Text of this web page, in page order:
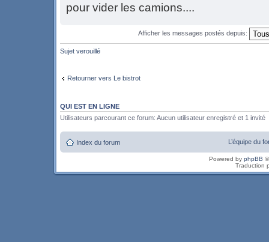
pour vider les camions....
Afficher les messages postés depuis:
Sujet verouillé
Retourner vers Le bistrot
QUI EST EN LIGNE
Utilisateurs parcourant ce forum: Aucun utilisateur enregistré et 1 invité
Index du forum L’équipe du
Powered by phpBB
Traduction